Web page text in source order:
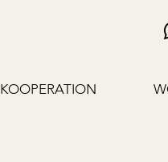
KOOPERATION